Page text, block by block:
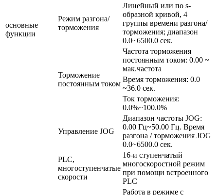
основные
функции
Режим разгона/
торможения
Линейный или по s-
образной кривой, 4
группы времени разгона/
торможения; диапазон
0.0~6500.0 сек.
Торможение
постоянным током
Частота торможения
постоянным током: 0.00 ~
мак.частота
Время торможения: 0.0
~36.0 сек.
Ток торможения:
0.0%~100.0%
Управление JOG
Диапазон частоты JOG:
0.00 Гц~50.00 Гц. Время
разгона / торможения JOG
0.0~6500.0 сек.
PLC,
многоступенчатые
скорости
16-и ступенчатый
многоскоростной режим
при помощи встроенного
PLC
Работа в режиме с